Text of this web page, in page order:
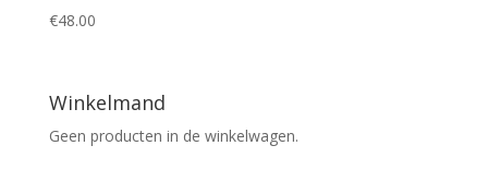
€48.00
Winkelmand
Geen producten in de winkelwagen.